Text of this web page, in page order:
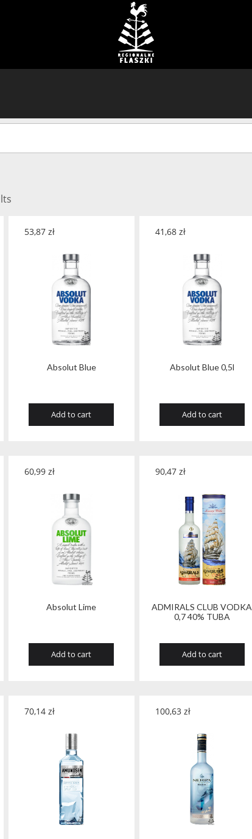
Absolut Blue
53,87 zł
Add to cart
Absolut Blue 0,5l
41,68 zł
Add to cart
Absolut Lime
60,99 zł
Add to cart
ADMIRALS CLUB VODKA
0,7 40% TUBA
90,47 zł
Add to cart
70,14 zł 100,63 zł